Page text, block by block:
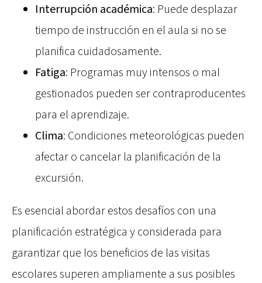
Interrupción académica: Puede desplazar
tiempo de instrucción en el aula si no se
planifica cuidadosamente.
Fatiga: Programas muy intensos o mal
gestionados pueden ser contraproducentes
para el aprendizaje.
Clima: Condiciones meteorológicas pueden
afectar o cancelar la planificación de la
excursión.
Es esencial abordar estos desafíos con una
planificación estratégica y considerada para
garantizar que los beneficios de las visitas
escolares superen ampliamente a sus posibles